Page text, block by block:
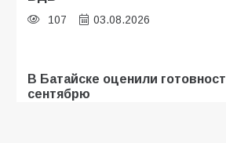
107 03.08.2026
В Батайске оценили
сентябрю